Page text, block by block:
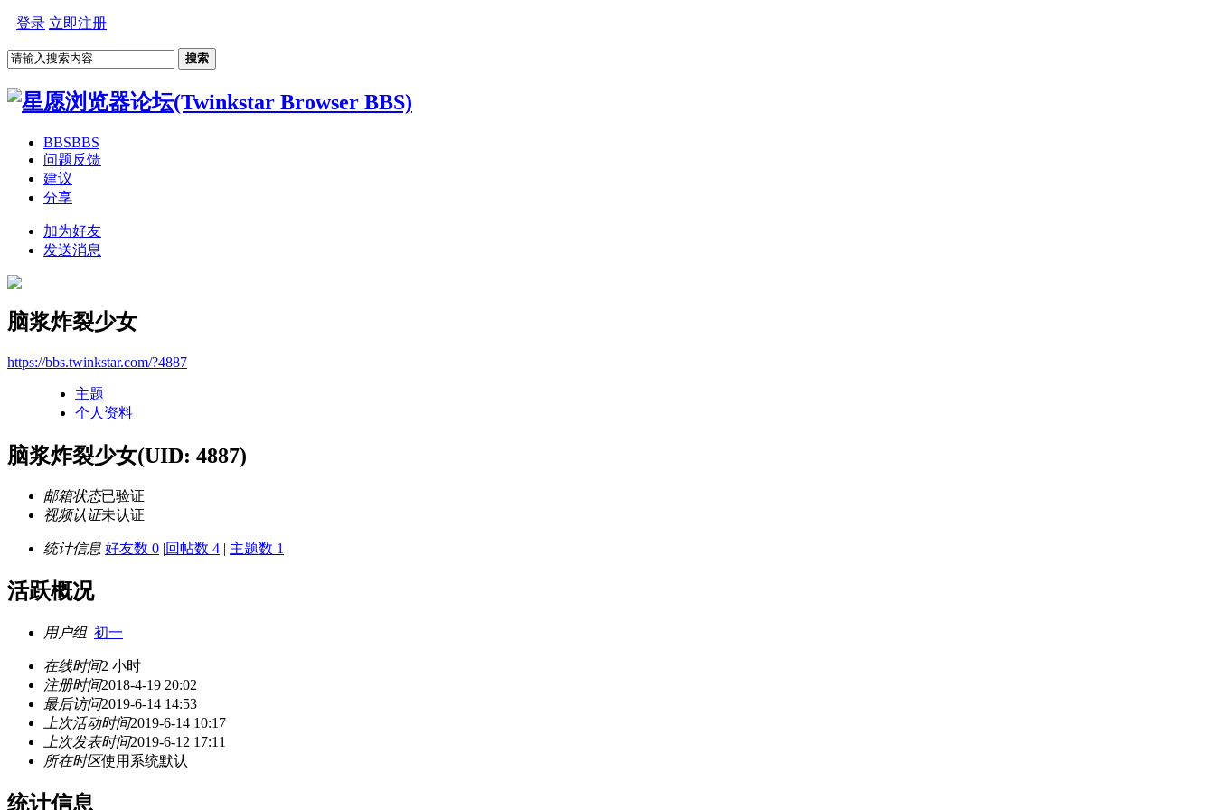
登录 立即注册
搜索
BBSBBS
问题反馈
建议
分享
加为好友
发送消息
脑浆炸裂少女
https://bbs.twinkstar.com/?4887
主题
个人资料
脑浆炸裂少女(UID: 4887)
邮箱状态已验证
视频认证未认证
统计信息 好友数 0 |回帖数 4 | 主题数 1
活跃概况
用户组 初一
在线时间2 小时
注册时间2018-4-19 20:02
最后访问2019-6-14 14:53
上次活动时间2019-6-14 10:17
上次发表时间2019-6-12 17:11
所在时区使用系统默认
统计信息